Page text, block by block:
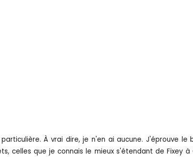
À vrai dire, je n'en ai aucune. J'éprouve
celles que je connais le mieux s'étendant de Fixey